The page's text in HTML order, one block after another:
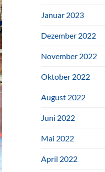
Januar 2023
Dezember 2022
November 2022
Oktober 2022
August 2022
Juni 2022
Mai 2022
April 2022